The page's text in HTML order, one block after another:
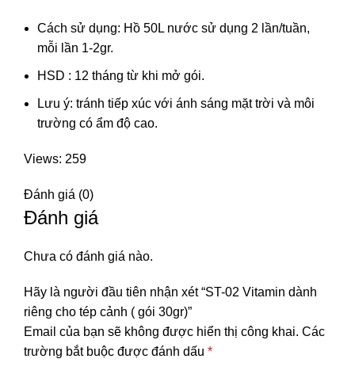
Cách sử dụng: Hồ 50L nước sử dụng 2 lần/tuần,
mỗi lần 1-2gr.
HSD : 12 tháng từ khi mở gói.
Lưu ý: tránh tiếp xúc với ánh sáng mặt trời và môi
trường có ẩm độ cao.
Views: 259
Đánh giá (0)
Đánh giá
Chưa có đánh giá nào.
Hãy là người đầu tiên nhận xét “ST-02 Vitamin dành
riêng cho tép cảnh ( gói 30gr)”
Email của bạn sẽ không được hiển thị công khai. Các
trường bắt buộc được đánh dấu *